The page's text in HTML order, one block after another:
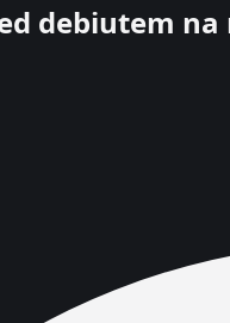
debiutem